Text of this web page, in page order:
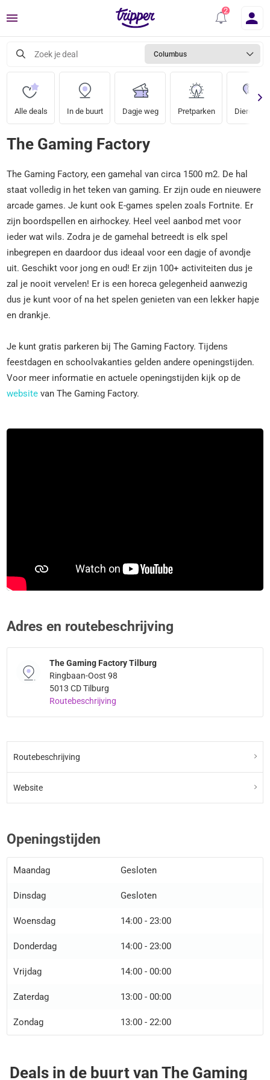
Menu
Zoek je deal Columbus
Alle deals In de buurt Dagje weg Pretparken Dierentuin
The Gaming Factory
The Gaming Factory, een gamehal van circa 1500 m2. De hal
staat volledig in het teken van gaming. Er zijn oude en nieuwere
arcade games. Je kunt ook E-games spelen zoals Fortnite. Er
zijn boordspellen en airhockey. Heel veel aanbod met voor
ieder wat wils. Zodra je de gamehal betreedt is elk spel
inbegrepen en daardoor dus ideaal voor een dagje of avondje
uit. Geschikt voor jong en oud! Er zijn 100+ activiteiten dus je
zal je nooit vervelen! Er is een horeca gelegenheid aanwezig
dus je kunt voor of na het spelen genieten van een lekker hapje
en drankje.
Je kunt gratis parkeren bij The Gaming Factory. Tijdens
feestdagen en schoolvakanties gelden andere openingstijden.
Voor meer informatie en actuele openingstijden kijk op de
website van The Gaming Factory.
Adres en routebeschrijving
The Gaming Factory Tilburg
Ringbaan-Oost 98
5013 CD Tilburg
Routebeschrijving
Routebeschrijving
Website
Openingstijden
Maandag Gesloten
Dinsdag Gesloten
Woensdag 14:00 - 23:00
Donderdag 14:00 - 23:00
Vrijdag 14:00 - 00:00
Zaterdag 13:00 - 00:00
Zondag 13:00 - 22:00
Deals in de buurt van The Gaming